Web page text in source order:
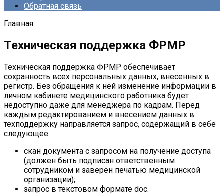
Обратная связь
Главная
Техническая поддержка ФРМР
Техническая поддержка ФРМР обеспечивает
сохранность всех персональных данных, внесенных в
регистр. Без обращения к ней изменение информации в
личном кабинете медицинского работника будет
недоступно даже для менеджера по кадрам. Перед
каждым редактированием и внесением данных в
техподдержку направляется запрос, содержащий в себе
следующее:
скан документа с запросом на получение доступа
(должен быть подписан ответственным
сотрудником и заверен печатью медицинской
организации);
запрос в текстовом формате doc.